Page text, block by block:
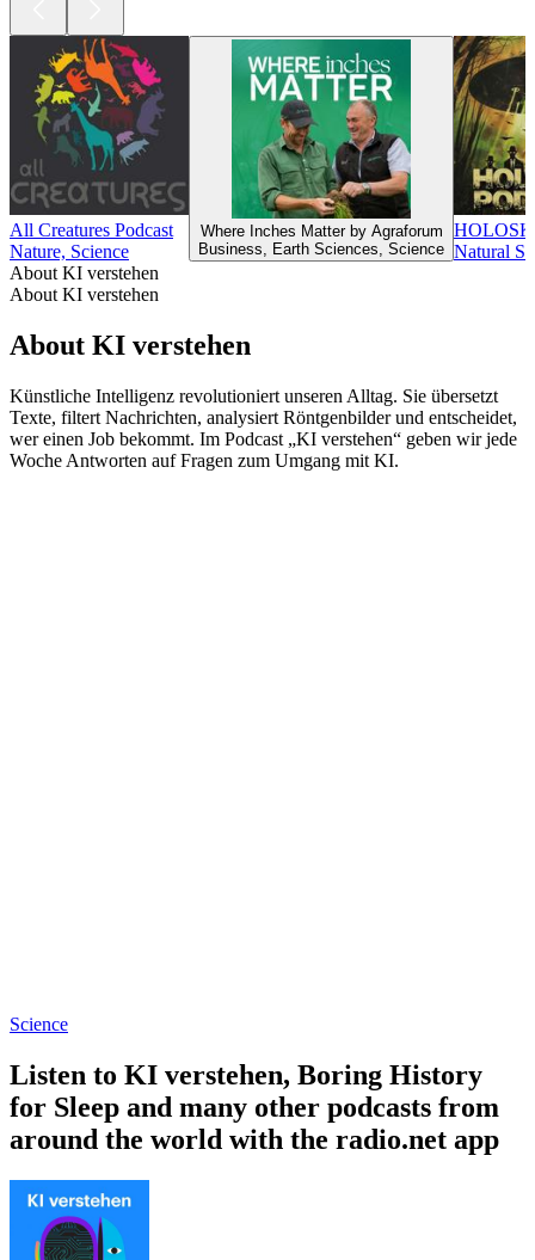
All Creatures Podcast
Nature, Science
Where Inches Matter by Agraforum
Business, Earth Sciences, Science Natural
About KI verstehen
About KI verstehen
About KI verstehen
Künstliche Intelligenz revolutioniert unseren Alltag. Sie übersetzt
Texte, filtert Nachrichten, analysiert Röntgenbilder und entscheidet,
wer einen Job bekommt. Im Podcast „KI verstehen“ geben wir jede
Woche Antworten auf Fragen zum Umgang mit KI.
Science
Listen to KI verstehen, Boring History
for Sleep and many other podcasts from
around the world with the radio.net app